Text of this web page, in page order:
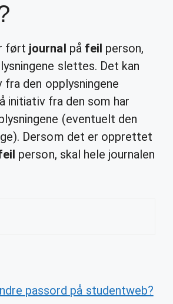
ført journal på feil person,
slettes. Det kan
fra den opplysningene
initiativ fra den som har
(eventuelt den
Dersom det er opprettet
person, skal hele journalen
passord på studentweb?